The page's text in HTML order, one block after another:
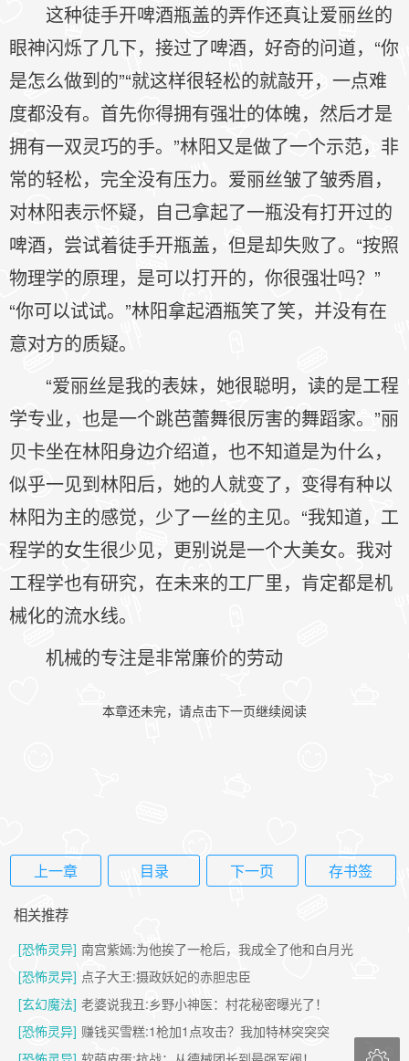
这种徒手开啤酒瓶盖的弄作还真让爱丽丝的
眼神闪烁了几下，接过了啤酒，好奇的问道，“你
是怎么做到的”“就这样很轻松的就敲开，一点难
度都没有。首先你得拥有强壮的体魄，然后才是
拥有一双灵巧的手。”林阳又是做了一个示范，非
常的轻松，完全没有压力。爱丽丝皱了皱秀眉，
对林阳表示怀疑，自己拿起了一瓶没有打开过的
啤酒，尝试着徒手开瓶盖，但是却失败了。“按照
物理学的原理，是可以打开的，你很强壮吗？”
“你可以试试。”林阳拿起酒瓶笑了笑，并没有在
意对方的质疑。
“爱丽丝是我的表妹，她很聪明，读的是工程
学专业，也是一个跳芭蕾舞很厉害的舞蹈家。”丽
贝卡坐在林阳身边介绍道，也不知道是为什么，
似乎一见到林阳后，她的人就变了，变得有种以
林阳为主的感觉，少了一丝的主见。“我知道，工
程学的女生很少见，更别说是一个大美女。我对
工程学也有研究，在未来的工厂里，肯定都是机
械化的流水线。
机械的专注是非常廉价的劳动
本章还未完，请点击下一页继续阅读
上一章 目录 下一页 存书签
相关推荐
[恐怖灵异] 南宫紫嫣:为他挨了一枪后，我成全了他和白月光
[恐怖灵异] 点子大王:摄政妖妃的赤胆忠臣
[玄幻魔法] 老婆说我丑:乡野小神医：村花秘密曝光了！
[恐怖灵异] 赚钱买雪糕:1枪加1点攻击？我加特林突突突